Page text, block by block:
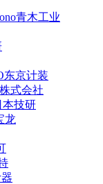
青木工业
东京计装
式会社
本技研
龙